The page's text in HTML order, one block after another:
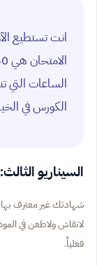
انت تستطيع
الساعات التي
الكورس في الخيار
السيناريو الثالث:
شهادتك غير معترف بها
لانقاش ولاطعن في
فعلياً.